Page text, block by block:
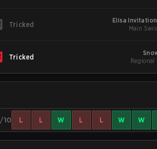
Tricked
Elisa
Main
Tricked
Regional
/10 L L W L L W W